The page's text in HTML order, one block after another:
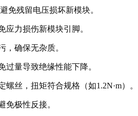
免残留电压损坏新模块。
应力损伤新模块引脚。
，确保无杂质。
过量导致绝缘性能下降。
螺丝，扭矩符合规格（如1.2N·m）。
免极性反接。